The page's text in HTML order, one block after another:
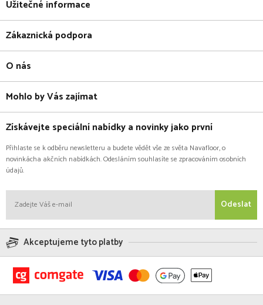
Užitečné informace
Zákaznická podpora
O nás
Mohlo by Vás zajímat
Získávejte speciální nabídky a novinky jako první
Přihlaste se k odběru newsletteru a budete vědět vše ze světa Navafloor, o
novinkácha akčních nabídkách. Odesláním souhlasíte se zpracováním osobních
údajů.
Odeslat
Akceptujeme tyto platby